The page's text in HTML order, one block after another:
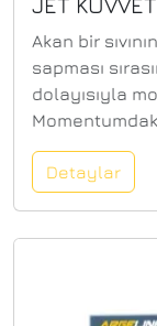
Akan bir
sapması
dolayısıyla
olur. Su Jeti
nozul, farklı
değiştirilebilir
Detaylar